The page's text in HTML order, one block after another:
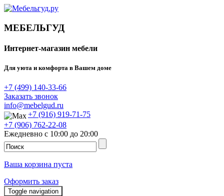
МЕБЕЛЬГУД
Интернет-магазин мебели
Для уюта и комфорта в Вашем доме
+7 (499) 140-33-66
Заказать звонок
info@mebelgud.ru
+7 (916) 919-71-75
+7 (906) 762-22-08
Ежедневно с 10:00 до 20:00
Ваша корзина пуста
Оформить заказ
Toggle navigation